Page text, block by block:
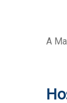
A